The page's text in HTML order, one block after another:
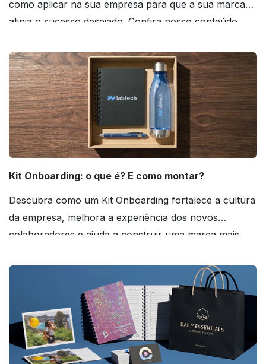
como aplicar na sua empresa para que a sua marca
atinja o sucesso desejado. Confira nosso conteúdo
Kit Onboarding: o que é? E como montar?
Descubra como um Kit Onboarding fortalece a cultura
da empresa, melhora a experiência dos novos
colaboradores e ajuda a construir uma marca mais